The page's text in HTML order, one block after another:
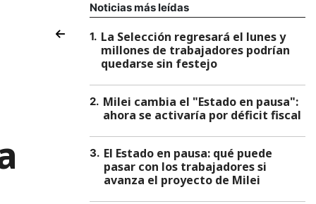
Noticias más leídas
1. La Selección regresará el lunes y
millones de trabajadores podrían
quedarse sin festejo
2. Milei cambia el "Estado en pausa":
ahora se activaría por déficit fiscal
3. El Estado en pausa: qué puede
pasar con los trabajadores si
avanza el proyecto de Milei